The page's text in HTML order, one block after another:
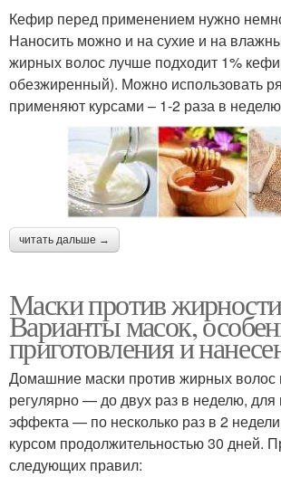
Кефир перед применением нужно
Наносить можно и на сухие и на
жирных волос лучше подходит 1%
обезжиренный). Можно использовать
применяют курсами – 1-2 раза в
читать дальше →
Маски против
Варианты масок,
приготовления и
Домашние маски против жирных волос
регулярно — до двух раз в неделю,
эффекта — по несколько раз в 2
курсом продолжительностью 30 дней.
следующих правил: